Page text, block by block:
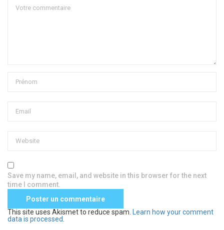
Save my name, email, and website in this browser for the next
time I comment.
This site uses Akismet to reduce spam. Learn how your comment
data is processed